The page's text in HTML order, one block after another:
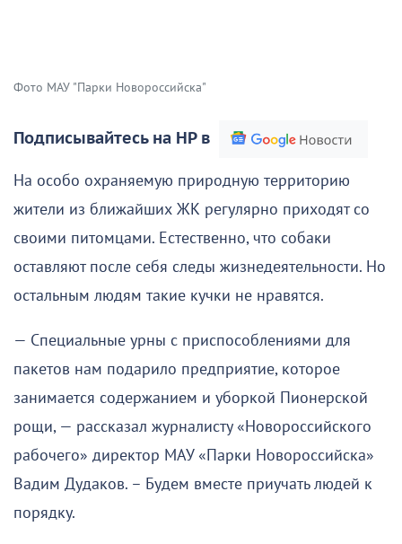
Фото МАУ "Парки Новороссийска"
Подписывайтесь на НР в
На особо охраняемую природную территорию
жители из ближайших ЖК регулярно приходят со
своими питомцами. Естественно, что собаки
оставляют после себя следы жизнедеятельности. Но
остальным людям такие кучки не нравятся.
— Специальные урны с приспособлениями для
пакетов нам подарило предприятие, которое
занимается содержанием и уборкой Пионерской
рощи, — рассказал журналисту «Новороссийского
рабочего» директор МАУ «Парки Новороссийска»
Вадим Дудаков. – Будем вместе приучать людей к
порядку.